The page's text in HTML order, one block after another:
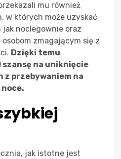
mu również
w których może uzyskać
noclegownie oraz
zmagającym się z
Dzięki temu
na uniknięcie
z przebywaniem na
jak istotne jest